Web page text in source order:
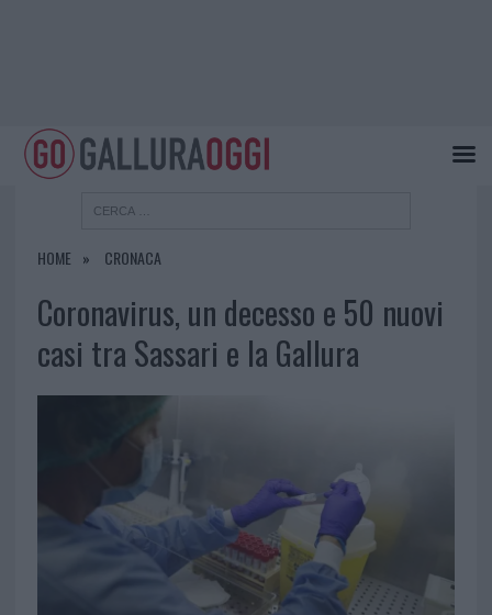
HOME CRONACA
Coronavirus, un decesso e 50 nuovi
casi tra Sassari e la Gallura